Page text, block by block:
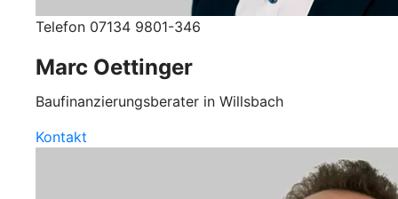
Telefon 07134 9801-346
Marc Oettinger
Baufinanzierungsberater in Willsbach
Kontakt